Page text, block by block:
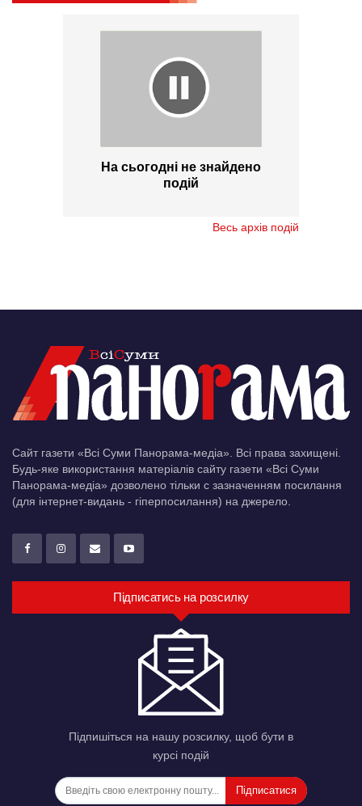
На сьогодні не знайдено
подій
Весь архів подій
Сайт газети «Всі Суми Панорама-медіа». Всі права захищені.
Будь-яке використання матеріалів сайту газети «Всі Суми
Панорама-медіа» дозволено тільки c зазначенням посилання
(для інтернет-видань - гіперпосилання) на джерело.
Підписатись на розсилку
Підпишіться на нашу розсилку, щоб бути в
курсі подій
Підписатися